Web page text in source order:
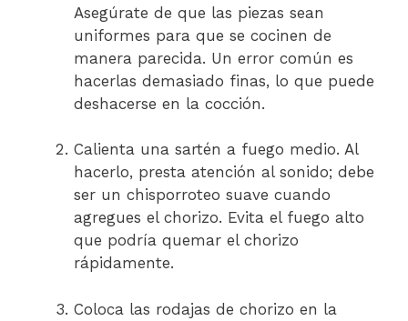
Asegúrate de que las piezas sean
uniformes para que se cocinen de
manera parecida. Un error común es
hacerlas demasiado finas, lo que puede
deshacerse en la cocción.
Calienta una sartén a fuego medio. Al
hacerlo, presta atención al sonido; debe
ser un chisporroteo suave cuando
agregues el chorizo. Evita el fuego alto
que podría quemar el chorizo
rápidamente.
Coloca las rodajas de chorizo en la